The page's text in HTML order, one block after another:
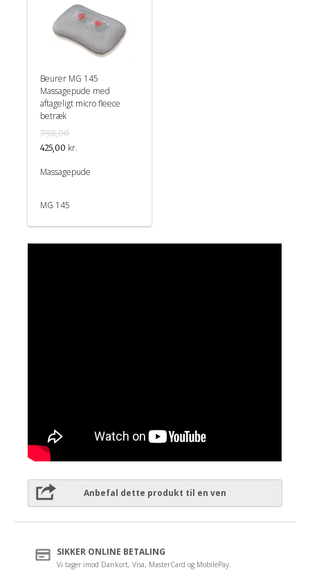
Beurer MG 145
Massagepude med
aftageligt micro fleece
betræk
798,00
425,00 kr.
Massagepude
MG 145
Anbefal dette produkt til en ven
SIKKER ONLINE BETALING
Vi tager imod Dankort, Visa, MasterCard og MobilePay.